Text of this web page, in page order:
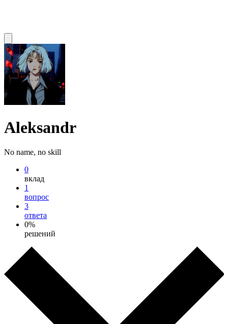
Aleksandr
No name, no skill
0
вклад
1
вопрос
3
ответа
0%
решений